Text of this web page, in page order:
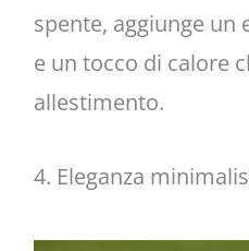
spente, aggiunge un
e un tocco di calore
allestimento.
4. Eleganza